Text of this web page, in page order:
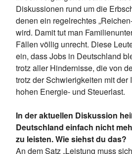
Diskussionen rund um die
denen ein regelrechtes
wird. Damit tut man
Fällen völlig unrecht. Diese
ein, dass Jobs in Deutschland
trotz aller Hindernisse, die von
trotz der Schwierigkeiten mit der
hohen Energie- und Steuerlast.
In der aktuellen Diskussion
Deutschland einfach nicht
zu leisten. Wie siehst du das?
An dem Satz „Leistung muss